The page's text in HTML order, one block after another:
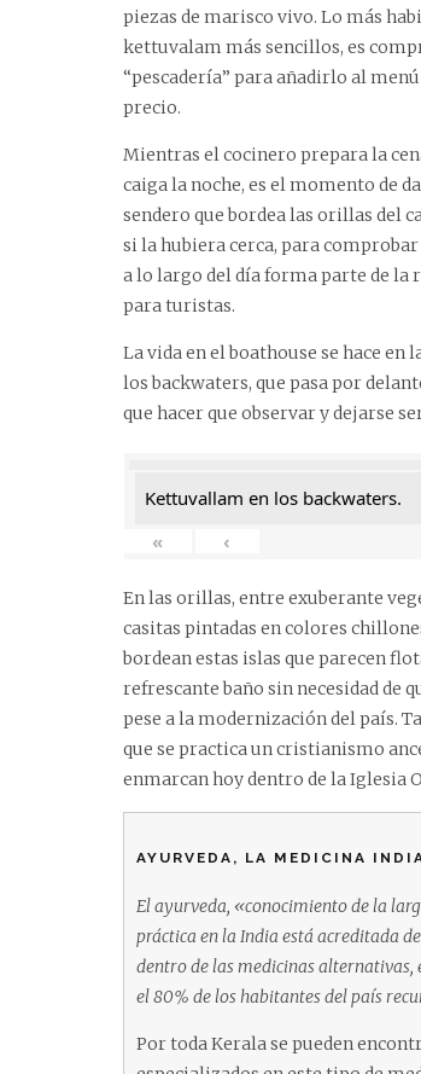
piezas de marisco vivo. Lo más
kettuvalam más sencillos, es
“pescadería” para añadirlo al
precio.
Mientras el cocinero prepara la
caiga la noche, es el momento de
sendero que bordea las orillas del
si la hubiera cerca, para
a lo largo del día forma parte de la
para turistas.
La vida en el boathouse se hace
los backwaters, que pasa por
que hacer que observar y dejarse
Kettuvallam en los backwaters.
«
‹
En las orillas, entre exuberante
casitas pintadas en colores
bordean estas islas que parecen
refrescante baño sin necesidad de
pese a la modernización del país.
que se practica un cristianismo
enmarcan hoy dentro de la Iglesia
AYURVEDA, LA MEDICINA
El ayurveda, «conocimiento de la
práctica en la India está acreditada
dentro de las medicinas alternativas,
el 80% de los habitantes del país
Por toda Kerala se pueden